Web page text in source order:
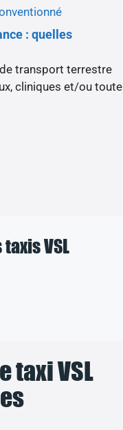
: quelles
transport terrestre
cliniques et/ou toute
VSL
taxi VSL